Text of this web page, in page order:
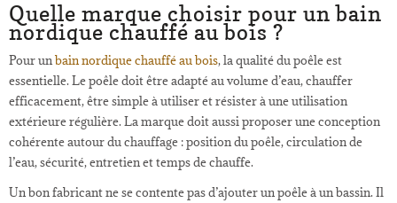
Quelle marque choisir pour un bain
nordique chauffé au bois ?
Pour unbain nordique chauffé au bois, la qualité du poêle est
essentielle. Le poêle doit être adapté au volume d’eau, chauffer
efficacement, être simple à utiliser et résister à une utilisation
extérieure régulière. La marque doit aussi proposer une conception
cohérente autour du chauffage : position du poêle, circulation de
l’eau, sécurité, entretien et temps de chauffe.
Un bon fabricant ne se contente pas d’ajouter un poêle à un bassin. Il